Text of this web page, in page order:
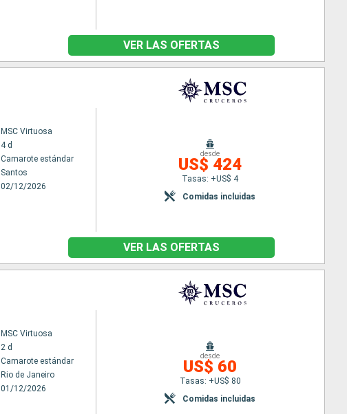
VER LAS OFERTAS
MSC Virtuosa
4 d
Camarote estándar
Santos
02/12/2026
desde
US$ 424
Tasas: +US$ 4
Comidas incluidas
VER LAS OFERTAS
MSC Virtuosa
2 d
Camarote estándar
Rio de Janeiro
01/12/2026
desde
US$ 60
Tasas: +US$ 80
Comidas incluidas